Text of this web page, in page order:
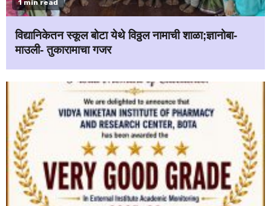
1 min read
विद्यानिकेतन स्कूल बोटा येथे विठ्ठल नामाची शाळा;ज्ञानोबा-
माउली- तुकारामाचा गजर